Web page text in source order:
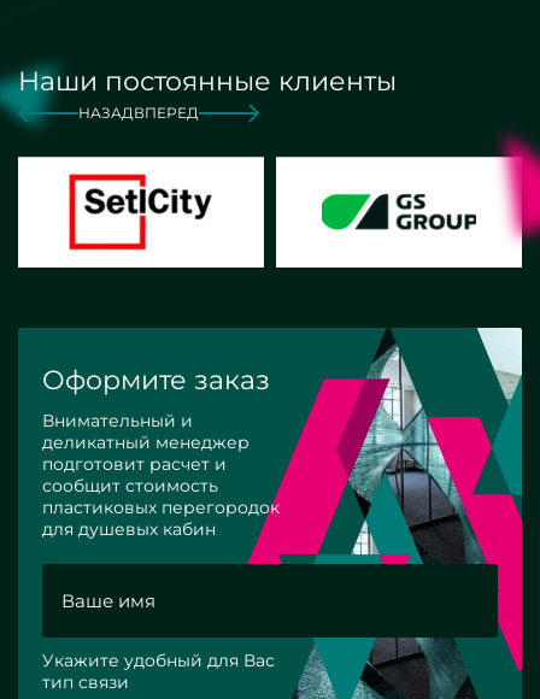
Наши постоянные клиенты
НАЗАДВПЕРЕД
Оформите заказ
Внимательный и
деликатный менеджер
подготовит расчет и
сообщит стоимость
пластиковых перегородок
для душевых кабин
Укажите удобный для Вас
тип связи